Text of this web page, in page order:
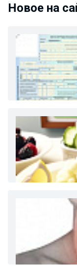
Новое на
Как и сколько
Диета 7 стол